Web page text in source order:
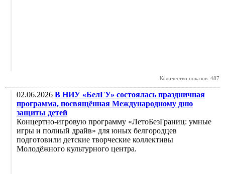
Количество показов: 487
02.06.2026 В НИУ «БелГУ» состоялась праздничная
программа, посвящённая Международному дню
защиты детей
Концертно-игровую программу «ЛетоБезГраниц: умные
игры и полный драйв» для юных белгородцев
подготовили детские творческие коллективы
Молодёжного культурного центра.